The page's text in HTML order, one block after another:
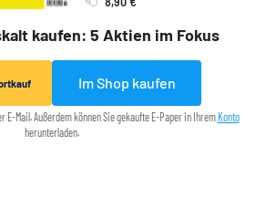
kaufen: 5 Aktien im Fokus
Im Shop kaufen
E-Mail. Außerdem können Sie gekaufte E-Paper in Ihrem Konto
herunterladen.